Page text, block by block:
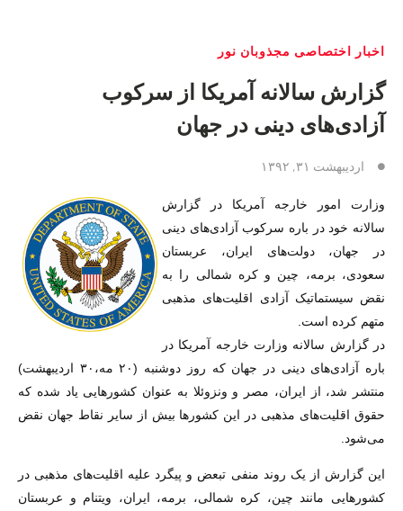
اخبار اختصاصی مجذوبان نور
گزارش سالانه آمریکا از سرکوب
آزادی‌های دینی در جهان
اردیبهشت ۳۱, ۱۳۹۲
وزارت امور خارجه آمریکا در گزارش
سالانه خود در باره سرکوب آزادی‌های دینی
در جهان، دولت‌های ایران، عربستان
سعودی، برمه، چین و کره شمالی را به
نقض سیستماتیک آزادی اقلیت‌های مذهبی
متهم کرده است.
در گزارش سالانه وزارت خارجه آمریکا در
باره آزادی‌های دینی در جهان که روز دوشنبه (۲۰ مه،۳۰ اردیبهشت)
منتشر شد، از ایران، مصر و ونزوئلا به عنوان کشورهایی یاد شده که
حقوق اقلیت‌های مذهبی در این کشورها بیش از سایر نقاط جهان نقض
می‌شود.
این گزارش از یک روند منفی تبعض و پیگرد علیه اقلیت‌های مذهبی در
کشورهایی مانند چین، کره شمالی، برمه، ایران، ویتنام و عربستان